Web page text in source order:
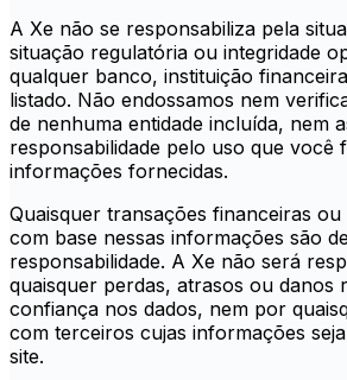
A Xe não se responsabiliza pela
situação regulatória ou integridade
qualquer banco, instituição
listado. Não endossamos nem
de nenhuma entidade incluída, nem
responsabilidade pelo uso que você
informações fornecidas.
Quaisquer transações financeiras ou
com base nessas informações são
responsabilidade. A Xe não será
quaisquer perdas, atrasos ou danos
confiança nos dados, nem por
com terceiros cujas informações
site.